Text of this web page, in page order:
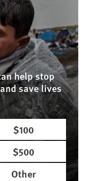
help stop
save lives
$100
$500
Other